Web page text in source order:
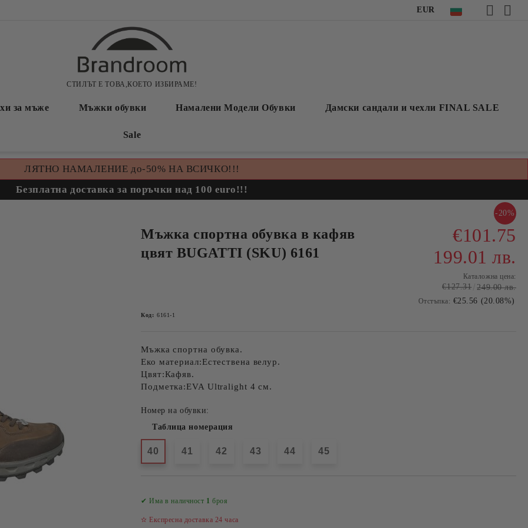
EUR
СТИЛЪТ Е ТОВА,КОЕТО ИЗБИРАМЕ!
за мъже Мъжки обувки Намалени Модели Обувки Дамски сандали и чехли FINAL SALE
Sale
ЛЯТНО НАМАЛЕНИЕ до-50% НА ВСИЧКО!!!
Безплатна доставка за поръчки над 100 euro!!!
Мъжка спортна обувка в кафяв
цвят BUGATTI (SKU) 6161
-20%
€101.75
199.01 лв.
Каталожна цена:
€127.31 249.00 лв.
Отстъпка: €25.56 (20.08%)
Код: 6161-1
Мъжка спортна обувка.
Еко материал:Естествена велур.
Цвят:Кафяв.
Подметка:EVA Ultralight 4 см.
Номер на обувки:
Таблица номерация
40 41 42 43 44 45
✔ Има в наличност 1 броя
✫ Експресна доставка 24 часа